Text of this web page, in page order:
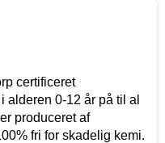
certificeret
0-12 år på til al
produceret af
fri for skadelig kemi.